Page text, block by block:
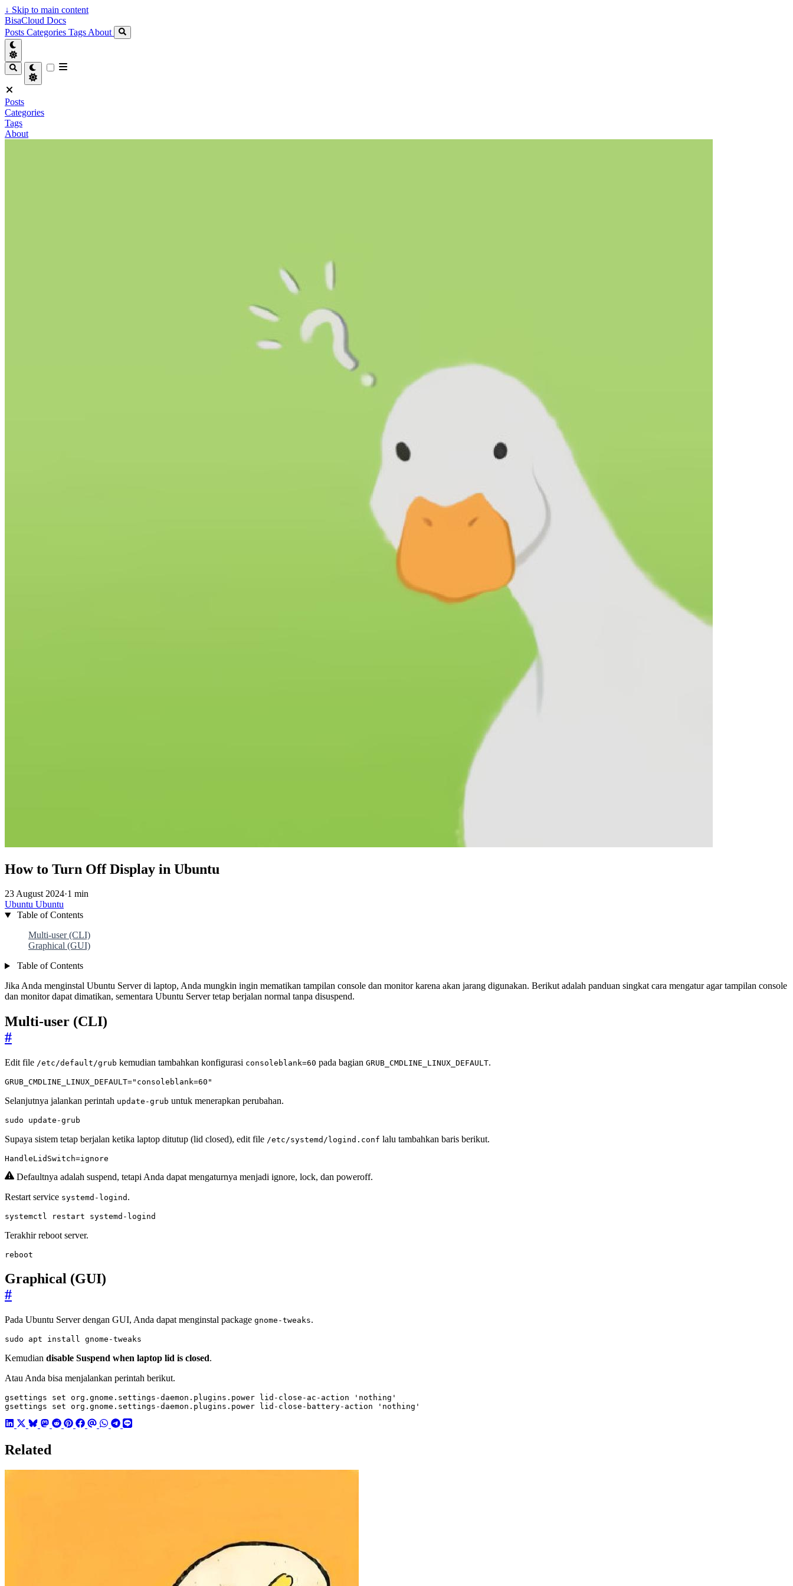
↓ Skip to main content
BisaCloud Docs
Posts Categories Tags About
Posts
Categories
Tags
About
How to Turn Off Display in Ubuntu
23 August 2024·1 min
Ubuntu Ubuntu
Table of Contents
Multi-user (CLI)
Graphical (GUI)
Table of Contents
Jika Anda menginstal Ubuntu Server di laptop, Anda mungkin ingin mematikan tampilan console dan monitor karena akan jarang digunakan. Berikut adalah panduan singkat cara mengatur agar tampilan console
dan monitor dapat dimatikan, sementara Ubuntu Server tetap berjalan normal tanpa disuspend.
Multi-user (CLI)
#
Edit file /etc/default/grub kemudian tambahkan konfigurasi consoleblank=60 pada bagian GRUB_CMDLINE_LINUX_DEFAULT.
GRUB_CMDLINE_LINUX_DEFAULT="consoleblank=60"
Selanjutnya jalankan perintah update-grub untuk menerapkan perubahan.
sudo update-grub
Supaya sistem tetap berjalan ketika laptop ditutup (lid closed), edit file /etc/systemd/logind.conf lalu tambahkan baris berikut.
HandleLidSwitch=ignore
Defaultnya adalah suspend, tetapi Anda dapat mengaturnya menjadi ignore, lock, dan poweroff.
Restart service systemd-logind .
systemctl restart systemd-logind
Terakhir reboot server.
reboot
Graphical (GUI)
#
Pada Ubuntu Server dengan GUI, Anda dapat menginstal package gnome-tweaks.
sudo apt install gnome-tweaks
Kemudian disable Suspend when laptop lid is closed.
Atau Anda bisa menjalankan perintah berikut.
gsettings set org.gnome.settings-daemon.plugins.power lid-close-ac-action
'nothing'
gsettings set org.gnome.settings-daemon.plugins.power lid-close-battery-action 'nothing'
Related